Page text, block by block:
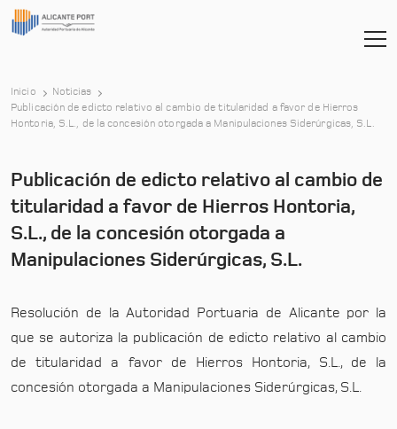
Inicio
Noticias
Publicación de edicto relativo al cambio de titularidad a favor de Hierros
Hontoria, S.L., de la concesión otorgada a Manipulaciones Siderúrgicas, S.L.
-
Publicación de edicto relativo al cambio de
titularidad a favor de Hierros Hontoria,
S.L., de la concesión otorgada a
Manipulaciones Siderúrgicas, S.L.
Resolución de la Autoridad Portuaria de Alicante por la
que se autoriza la publicación de edicto relativo al cambio
de titularidad a favor de Hierros Hontoria, S.L., de la
concesión otorgada a Manipulaciones Siderúrgicas, S.L.